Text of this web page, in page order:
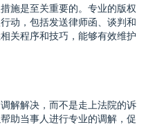
施是至关重要的。专业的版权
动，包括发送律师函、谈判和
关程序和技巧，能够有效维护
解解决，而不是走上法院的诉
助当事人进行专业的调解，促